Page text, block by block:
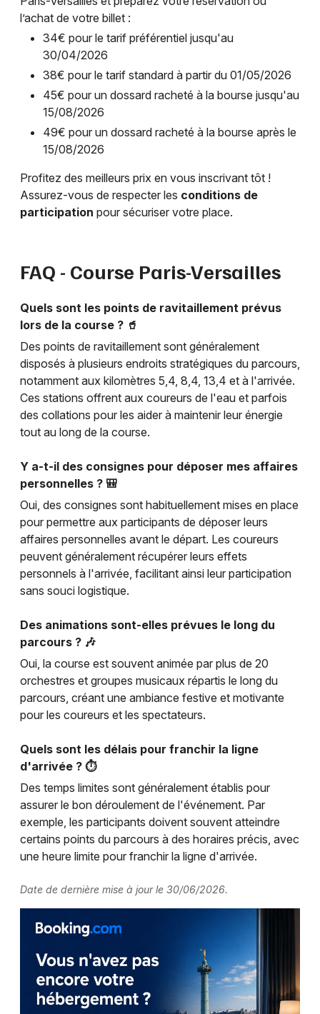
l’achat de votre billet :
34€ pour le tarif préférentiel jusqu'au
30/04/2026
38€ pour le tarif standard à partir du 01/05/2026
45€ pour un dossard racheté à la bourse jusqu'au
15/08/2026
49€ pour un dossard racheté à la bourse après le
15/08/2026
Profitez des meilleurs prix en vous inscrivant tôt !
Assurez-vous de respecter les conditions de
participation pour sécuriser votre place.
FAQ - Course Paris-Versailles
Quels sont les points de ravitaillement prévus
lors de la course ? 🥤
Des points de ravitaillement sont généralement
disposés à plusieurs endroits stratégiques du parcours,
notamment aux kilomètres 5,4, 8,4, 13,4 et à l'arrivée.
Ces stations offrent aux coureurs de l'eau et parfois
des collations pour les aider à maintenir leur énergie
tout au long de la course.
Y a-t-il des consignes pour déposer mes affaires
personnelles ? 🎒
Oui, des consignes sont habituellement mises en place
pour permettre aux participants de déposer leurs
affaires personnelles avant le départ. Les coureurs
peuvent généralement récupérer leurs effets
personnels à l'arrivée, facilitant ainsi leur participation
sans souci logistique.
Des animations sont-elles prévues le long du
parcours ? 🎶
Oui, la course est souvent animée par plus de 20
orchestres et groupes musicaux répartis le long du
parcours, créant une ambiance festive et motivante
pour les coureurs et les spectateurs.
Quels sont les délais pour franchir la ligne
d'arrivée ? ⏱️
Des temps limites sont généralement établis pour
assurer le bon déroulement de l'événement. Par
exemple, les participants doivent souvent atteindre
certains points du parcours à des horaires précis, avec
une heure limite pour franchir la ligne d'arrivée.
Date de dernière mise à jour le 30/06/2026.